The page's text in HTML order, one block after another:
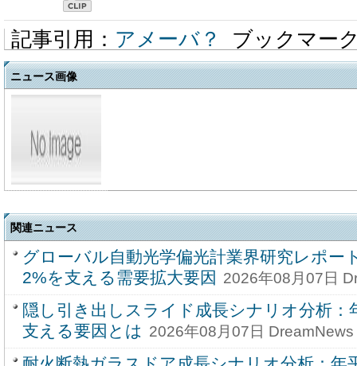
記事引用： アメーバ？ ブックマー
ニュース画像
関連ニュース
グローバル自動光学偏光計業界研究レポー
2%を支える需要拡大要因 2026年08月07日
隠し引き出しスライド成長シナリオ分析：
支える要因とは 2026年08月07日 DreamNews